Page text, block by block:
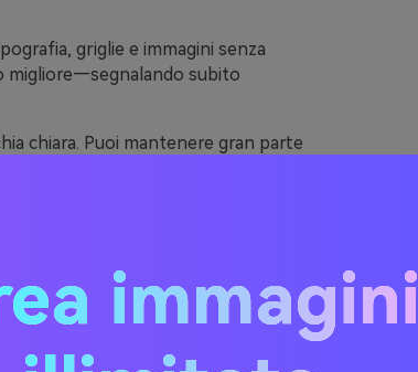
griglie e immagini senza
migliore—segnalando subito
chiara. Puoi mantenere gran parte
lo scarlatto con acciaio freddo per
caldi da cemento per qualcosa
immagini